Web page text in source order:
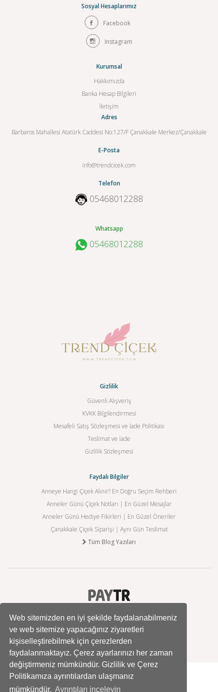
Web sitemizden en iyi şekilde faydalanabilmeniz
ve web sitemize yapacağınız ziyaretleri
kişiselleştirebilmek için çerezlerden
faydalanmaktayız. Çerez ayarlarınızı her zaman
değiştirmeniz mümkündür. Gizlilik ve Çerez
Politikamıza ayrıntılardan ulaşmanız
mümkündür. Ayrıntıları inceleyin
Sosyal Hesaplarımız
Facebook
Instagram
Kurumsal
Hakkımızda
Banka Hesap Bilgileri
İletişim
Adres
Barbaros Mahallesi Atatürk Caddesi No:127/F Çanakkale Merkez/Çanakkale
E-Posta
info@trendcicek.com
Telefon
05468012288
Whatsapp
05468012288
Gizlilik
Güvenli Alışveriş
KVKK Bilgilendirmesi
Mesafeli Satış Sözleşmesi ve İade Politikası
Teslimat ve İade
Gizlilik Sözleşmesi
Faydalı Bilgiler
Anneye Hangi Çiçek Alınır? En Doğru Seçim Rehberi
Anneler Günü Çiçek Notları | En Güzel Mesajlar
Anneler Günü Hediye Fikirleri | En Güzel Öneriler
Çanakkale Çiçek Siparişi | Aynı Gün Teslimat
Tüm Blog Yazıları